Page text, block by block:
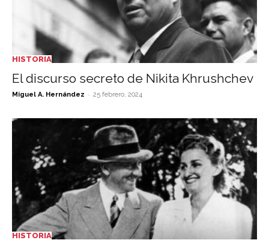
HISTORIA
El discurso secreto de Nikita Khrushchev
Miguel A. Hernández - 25 febrero, 2024
HISTORIA